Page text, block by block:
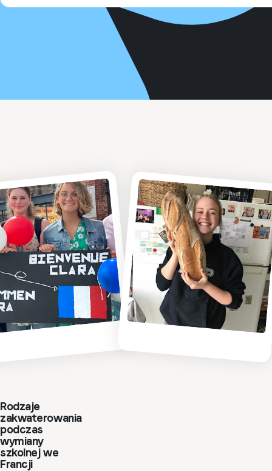
Rodzaje
zakwaterowania
podczas
wymiany
szkolnej we
Francji